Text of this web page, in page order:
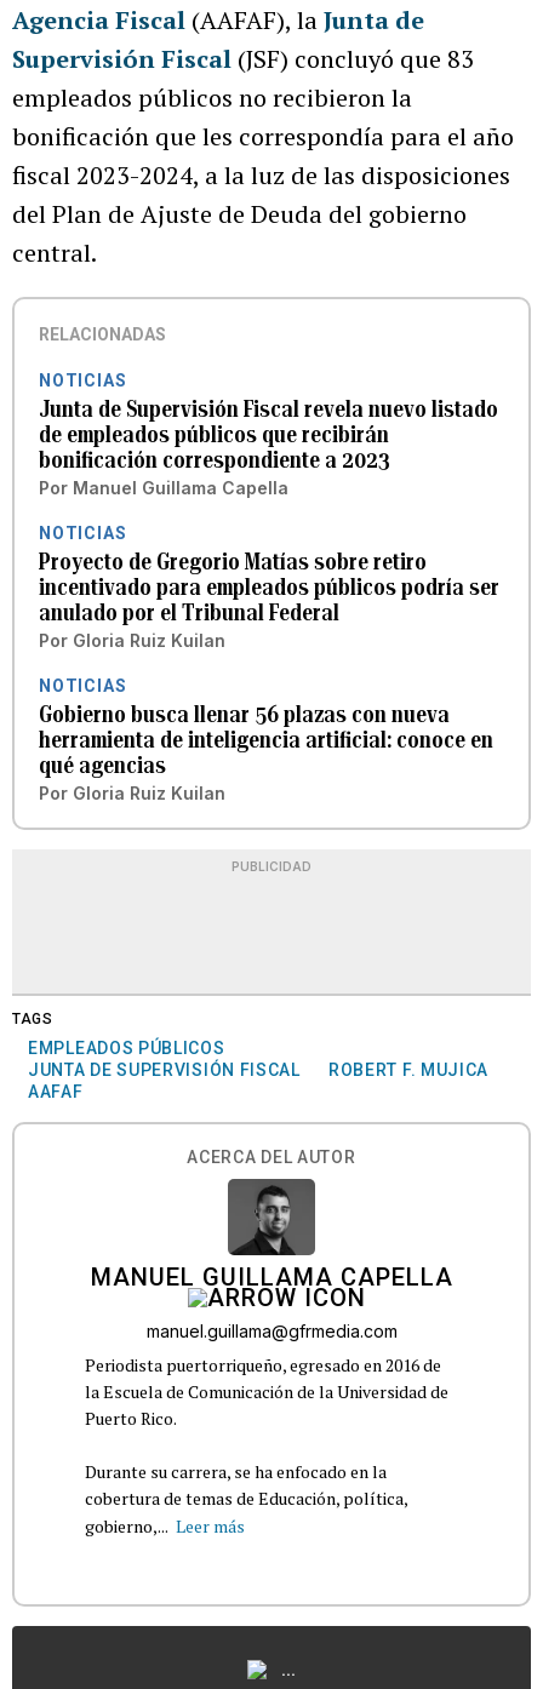
Agencia Fiscal (AAFAF), laJunta de
Supervisión Fiscal (JSF) concluyó que 83
empleados públicos no recibieron la
bonificación que les correspondía para el año
fiscal 2023-2024, a la luz de las disposiciones
del Plan de Ajuste de Deuda del gobierno
central.
RELACIONADAS
NOTICIAS
Junta de Supervisión Fiscal revela nuevo listado
de empleados públicos que recibirán
bonificación correspondiente a 2023
Por Manuel Guillama Capella
NOTICIAS
Proyecto de Gregorio Matías sobre retiro
incentivado para empleados públicos podría ser
anulado por el Tribunal Federal
Por Gloria Ruiz Kuilan
NOTICIAS
Gobierno busca llenar 56 plazas con nueva
herramienta de inteligencia artificial: conoce en
qué agencias
Por Gloria Ruiz Kuilan
PUBLICIDAD
TAGS
EMPLEADOS PÚBLICOS
JUNTA DE SUPERVISIÓN FISCAL
ROBERT F. MUJICA
AAFAF
ACERCA DEL AUTOR
MANUEL GUILLAMA CAPELLA
manuel.guillama@gfrmedia.com
Periodista puertorriqueño, egresado en 2016 de
la Escuela de Comunicación de la Universidad de
Puerto Rico.
Durante su carrera, se ha enfocado en la
cobertura de temas de Educación, política,
gobierno,... Leer más
...